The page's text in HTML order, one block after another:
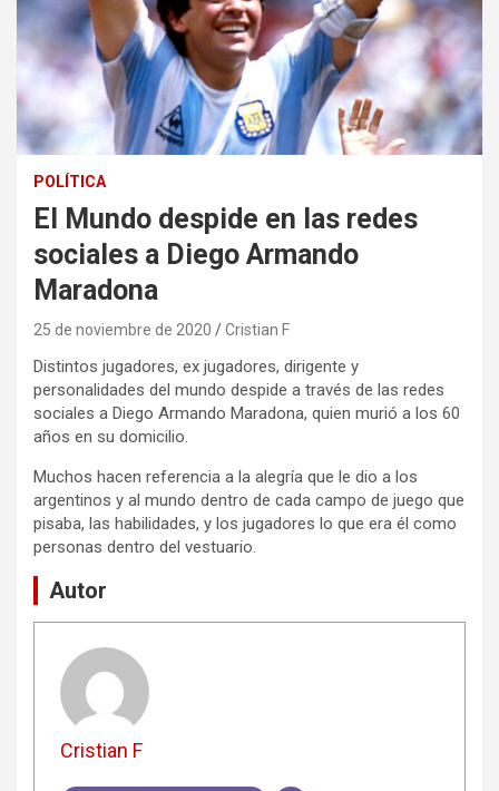
POLÍTICA
El Mundo despide en las redes
sociales a Diego Armando
Maradona
25 de noviembre de 2020 Cristian F
Distintos jugadores, ex jugadores, dirigente y
personalidades del mundo despide a través de las redes
sociales a Diego Armando Maradona, quien murió a los 60
años en su domicilio.
Muchos hacen referencia a la alegría que le dio a los
argentinos y al mundo dentro de cada campo de juego que
pisaba, las habilidades, y los jugadores lo que era él como
personas dentro del vestuario.
Autor
Cristian F